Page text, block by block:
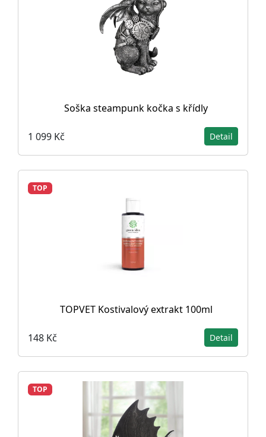
Soška steampunk kočka s křídly
1 099 Kč Detail
TOP
TOPVET Kostivalový extrakt 100ml
148 Kč Detail
TOP